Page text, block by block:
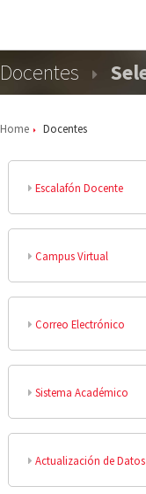
Docentes
Home Docentes
Escalafón Docente
Campus Virtual
Correo Electrónico
Sistema Académico
Actualización de Datos